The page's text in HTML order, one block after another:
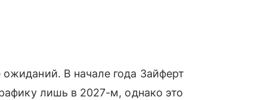
В начале года Зайферт
лишь в 2027-м, однако это